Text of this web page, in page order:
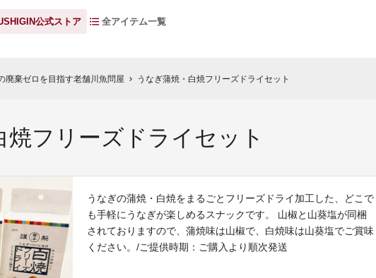
公式ストア 全アイテム一覧
廃棄ゼロを目指す老舗川魚問屋 chevron_right うなぎ蒲焼・白焼フリーズドライセット
焼フリーズドライセット
うなぎの蒲焼・白焼をまるごとフリーズドライ加工した、どこで
も手軽にうなぎが楽しめるスナックです。 山椒と山葵塩が同梱
されておりますので、蒲焼味は山椒で、白焼味は山葵塩でご賞味
ください。/ご提供時期：ご購入より順次発送